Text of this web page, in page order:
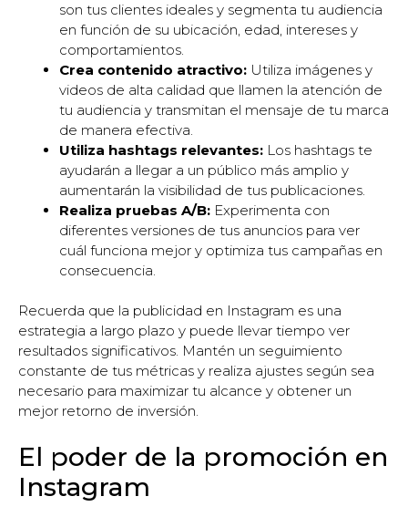
son tus clientes ideales y segmenta tu audiencia
en función de su ubicación, edad, intereses y
comportamientos.
Crea contenido atractivo: Utiliza imágenes y
videos de alta calidad que llamen la atención de
tu audiencia y transmitan el mensaje de tu marca
de manera efectiva.
Utiliza hashtags relevantes: Los hashtags te
ayudarán a llegar a un público más amplio y
aumentarán la visibilidad de tus publicaciones.
Realiza pruebas A/B: Experimenta con
diferentes versiones de tus anuncios para ver
cuál funciona mejor y optimiza tus campañas en
consecuencia.
Recuerda que la publicidad en Instagram es una
estrategia a largo plazo y puede llevar tiempo ver
resultados significativos. Mantén un seguimiento
constante de tus métricas y realiza ajustes según sea
necesario para maximizar tu alcance y obtener un
mejor retorno de inversión.
El poder de la promoción en
Instagram